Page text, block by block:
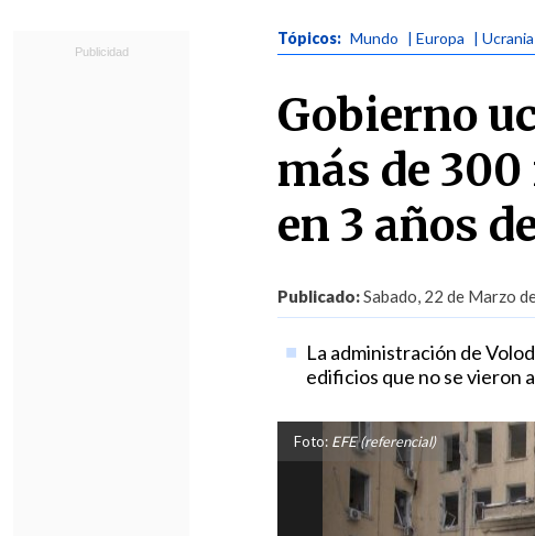
Tópicos: Mundo | Europa | Ucrania
Gobierno
más de
en 3 años
Publicado:Sabado, 22 de Marzo
La administración de
edificios que no se vieron
Foto: EFE (referencial)